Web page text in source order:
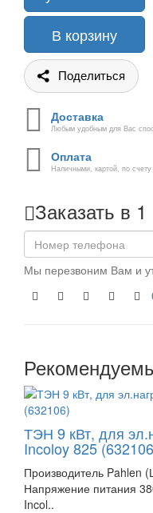
В корзину
Поделиться
Доставка
Любым удобным для Вас
Оплата
Наличными, картой, по счету
Заказать в 1
Мы перезвоним Вам и
ТЭН 9 кВт, для
Incoloy 825
Производитель Pahlen
Напряжение питания
Incol..